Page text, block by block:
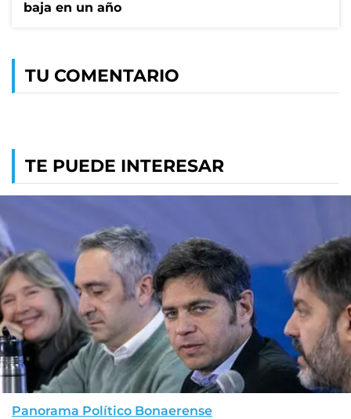
baja en un año
TU COMENTARIO
TE PUEDE INTERESAR
Panorama Político Bonaerense